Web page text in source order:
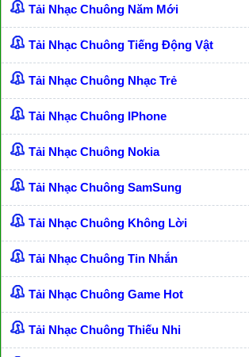
Tải Nhạc Chuông Năm Mới
Tải Nhạc Chuông Tiếng Động Vật
Tải Nhạc Chuông Nhạc Trẻ
Tải Nhạc Chuông IPhone
Tải Nhạc Chuông Nokia
Tải Nhạc Chuông SamSung
Tải Nhạc Chuông Không Lời
Tải Nhạc Chuông Tin Nhắn
Tải Nhạc Chuông Game Hot
Tải Nhạc Chuông Thiếu Nhi